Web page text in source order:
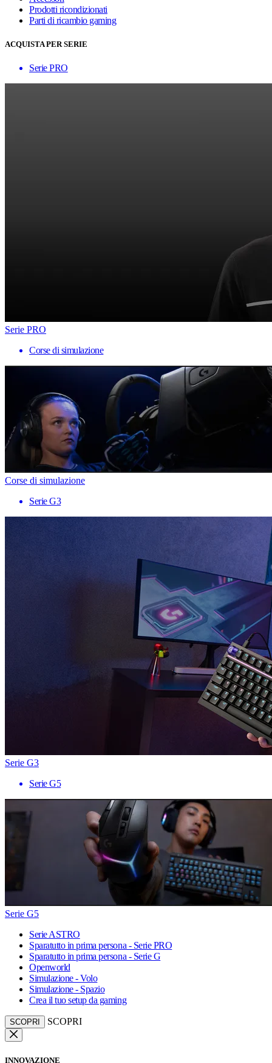
Prodotti ricondizionati
Parti di ricambio gaming
ACQUISTA PER SERIE
Serie PRO
Serie PRO
Corse di simulazione
Corse di simulazione
Serie G3
Serie G3
Serie G5
Serie G5
Serie ASTRO
Sparatutto in prima persona - Serie PRO
Sparatutto in prima persona - Serie G
Openworld
Simulazione - Volo
Simulazione - Spazio
Crea il tuo setup da gaming
SCOPRI SCOPRI
INNOVAZIONE